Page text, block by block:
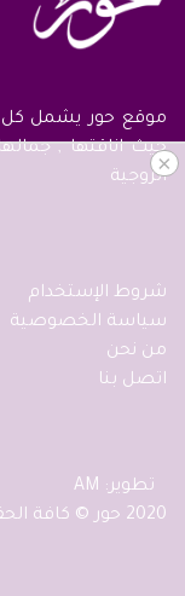
×
موقع حور يشمل كل
حيث اناقتها ,
الزوجية
شروط الإستخدام
سياسة الخصوصية
من نحن
اتصل بنا
تطوير: AM
2020 حور © كافة الحقوق محفوظة .